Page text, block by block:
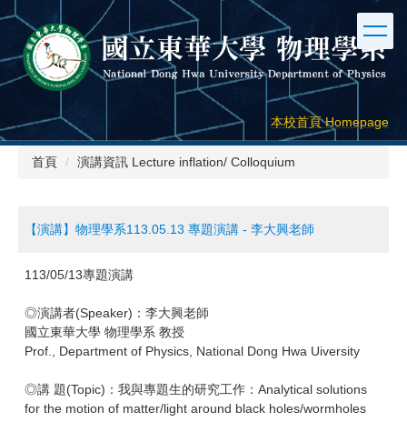
跳
要
區
本校首頁 Homepage
首頁 演講資訊 Lecture inflation/ Colloquium
【演講】物理學系113.05.13 專題演講 - 李大興老師
113/05/13專題演講
◎演講者(Speaker)：李大興老師
國立東華大學 物理學系 教授
Prof., Department of Physics, National Dong Hwa Uiversity
◎講 題(Topic)：我與專題生的研究工作：Analytical solutions
for the motion of matter/light around black holes/wormholes